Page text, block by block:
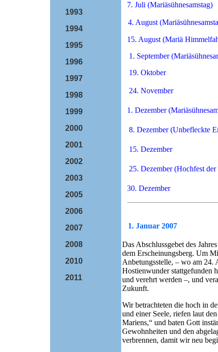
1993
1994
1995
1996
1997
1998
1999
2000
2001
2002
2003
2005
2006
2007
2008
2010
2011
7. Juli (Mariäsühnesamstag)
4. August
15. August (Mariä
1. September
19. Oktober
24. November
1. Dezember
8. Dezember (Unbefleckte
15. Dezember
25. Dezember (Hochfest
30. Dezember
1. Januar 2007
Das Abschlussgebet des
dem Erscheinungsberg. Um
Anbetungsstelle, – wo am 24.
Hostienwunder stattgefunden
und verehrt werden –, und
Zukunft.
Wir betrachteten die hoch in
und einer Seele, riefen laut
Mariens,“ und baten Gott
Gewohnheiten und den
verbrennen, damit wir neu